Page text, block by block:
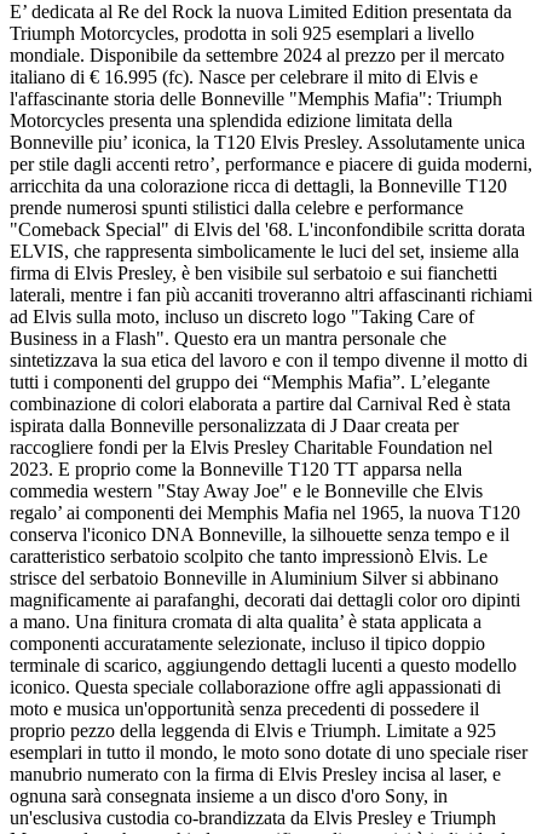
E’ dedicata al Re del Rock la nuova Limited Edition presentata da
Triumph Motorcycles, prodotta in soli 925 esemplari a livello
mondiale. Disponibile da settembre 2024 al prezzo per il mercato
italiano di € 16.995 (fc). Nasce per celebrare il mito di Elvis e
l'affascinante storia delle Bonneville "Memphis Mafia": Triumph
Motorcycles presenta una splendida edizione limitata della
Bonneville piu’ iconica, la T120 Elvis Presley. Assolutamente unica
per stile dagli accenti retro’, performance e piacere di guida moderni,
arricchita da una colorazione ricca di dettagli, la Bonneville T120
prende numerosi spunti stilistici dalla celebre e performance
"Comeback Special" di Elvis del '68. L'inconfondibile scritta dorata
ELVIS, che rappresenta simbolicamente le luci del set, insieme alla
firma di Elvis Presley, è ben visibile sul serbatoio e sui fianchetti
laterali, mentre i fan più accaniti troveranno altri affascinanti richiami
ad Elvis sulla moto, incluso un discreto logo "Taking Care of
Business in a Flash". Questo era un mantra personale che
sintetizzava la sua etica del lavoro e con il tempo divenne il motto di
tutti i componenti del gruppo dei “Memphis Mafia”. L’elegante
combinazione di colori elaborata a partire dal Carnival Red è stata
ispirata dalla Bonneville personalizzata di J Daar creata per
raccogliere fondi per la Elvis Presley Charitable Foundation nel
2023. E proprio come la Bonneville T120 TT apparsa nella
commedia western "Stay Away Joe" e le Bonneville che Elvis
regalo’ ai componenti dei Memphis Mafia nel 1965, la nuova T120
conserva l'iconico DNA Bonneville, la silhouette senza tempo e il
caratteristico serbatoio scolpito che tanto impressionò Elvis. Le
strisce del serbatoio Bonneville in Aluminium Silver si abbinano
magnificamente ai parafanghi, decorati dai dettagli color oro dipinti
a mano. Una finitura cromata di alta qualita’ è stata applicata a
componenti accuratamente selezionate, incluso il tipico doppio
terminale di scarico, aggiungendo dettagli lucenti a questo modello
iconico. Questa speciale collaborazione offre agli appassionati di
moto e musica un'opportunità senza precedenti di possedere il
proprio pezzo della leggenda di Elvis e Triumph. Limitate a 925
esemplari in tutto il mondo, le moto sono dotate di uno speciale riser
manubrio numerato con la firma di Elvis Presley incisa al laser, e
ognuna sarà consegnata insieme a un disco d'oro Sony, in
un'esclusiva custodia co-brandizzata da Elvis Presley e Triumph